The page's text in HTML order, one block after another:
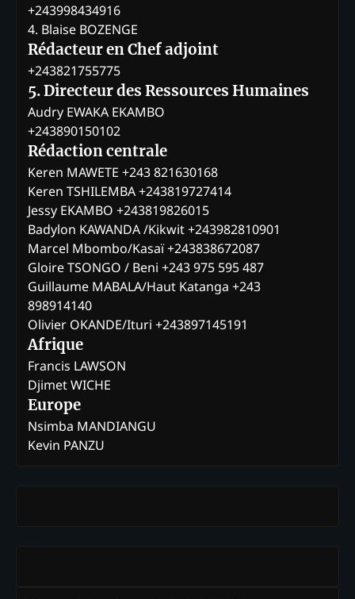
+243998434916
4. Blaise BOZENGE
Rédacteur en Chef adjoint
+243821755775
5. Directeur des Ressources Humaines
Audry EWAKA EKAMBO
+243890150102
Rédaction centrale
Keren MAWETE +243 821630168
Keren TSHILEMBA +243819727414
Jessy EKAMBO +243819826015
Badylon KAWANDA /Kikwit +243982810901
Marcel Mbombo/Kasaï +243838672087
Gloire TSONGO / Beni +243 975 595 487
Guillaume MABALA/Haut Katanga +243
898914140
Olivier OKANDE/Ituri +243897145191
Afrique
Francis LAWSON
Djimet WICHE
Europe
Nsimba MANDIANGU
Kevin PANZU